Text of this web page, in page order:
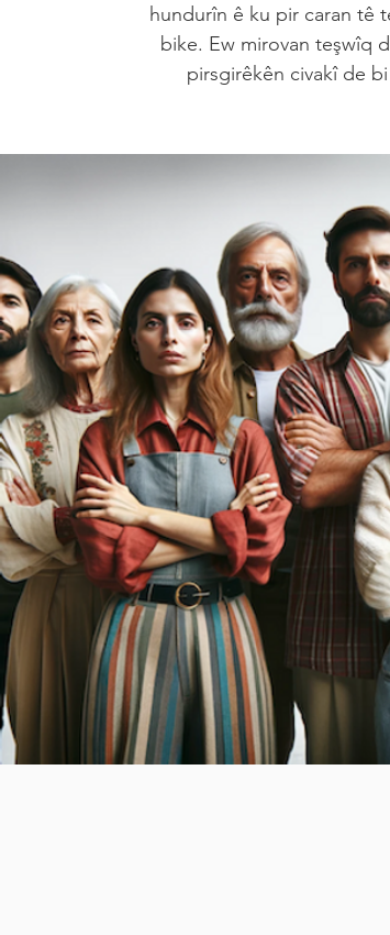
hundurîn ê ku pir caran tê
bike. Ew mirovan teşwîq
pirsgirêkên civakî de